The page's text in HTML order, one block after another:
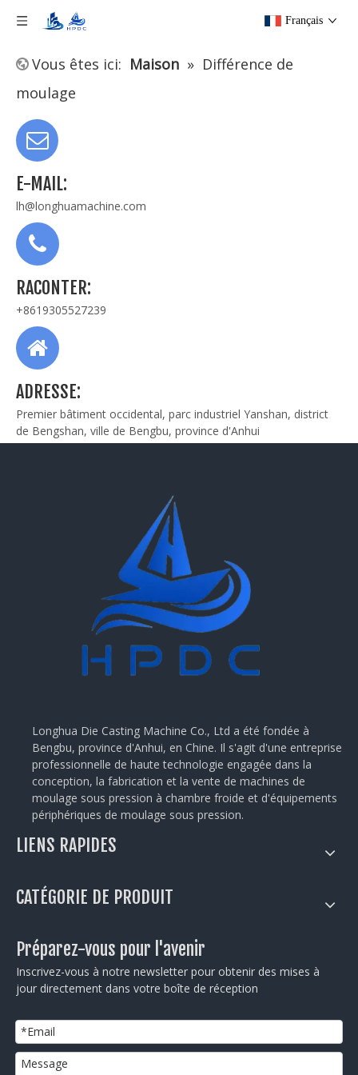
Français
Vous êtes ici: Maison » Différence de
moulage
E-MAIL:
lh@longhuamachine.com
RACONTER:
+8619305527239
ADRESSE:
Premier bâtiment occidental, parc industriel Yanshan, district
de Bengshan, ville de Bengbu, province d'Anhui
Longhua Die Casting Machine Co., Ltd a été fondée à
Bengbu, province d'Anhui, en Chine. Il s'agit d'une entreprise
professionnelle de haute technologie engagée dans la
conception, la fabrication et la vente de machines de
moulage sous pression à chambre froide et d'équipements
périphériques de moulage sous pression.
LIENS RAPIDES
CATÉGORIE DE PRODUIT
Préparez-vous pour l'avenir
Inscrivez-vous à notre newsletter pour obtenir des mises à
jour directement dans votre boîte de réception